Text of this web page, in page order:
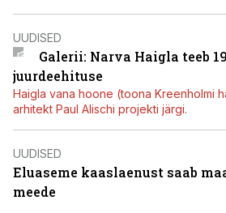
UUDISED
Galerii: Narva Haigla teeb
juurdeehituse
Haigla vana hoone (toona Kreenholmi
arhitekt Paul Alischi projekti järgi.
UUDISED
Eluaseme kaaslaenust saab
meede